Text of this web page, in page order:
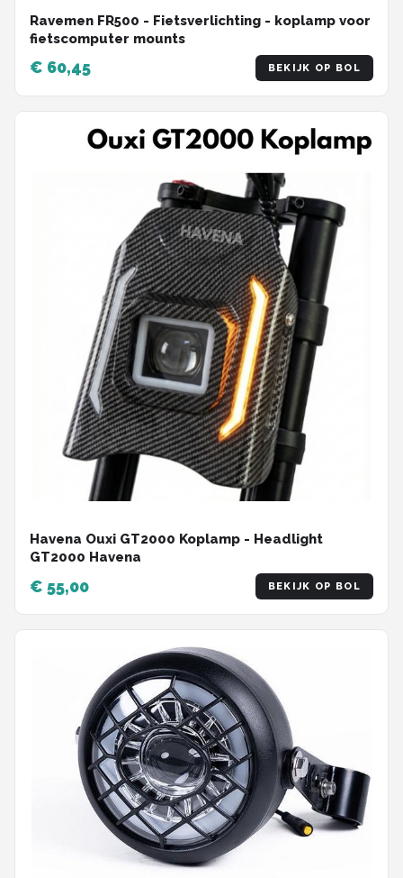
Ravemen FR500 - Fietsverlichting - koplamp voor
fietscomputer mounts
€ 60,45 BEKIJK OP BOL
Havena Ouxi GT2000 Koplamp - Headlight
GT2000 Havena
€ 55,00 BEKIJK OP BOL